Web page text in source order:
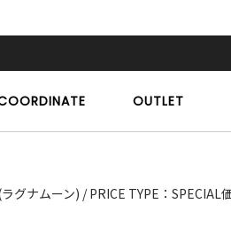
OUTLET
グナムーン) / PRICE TYPE：SPECIAL価